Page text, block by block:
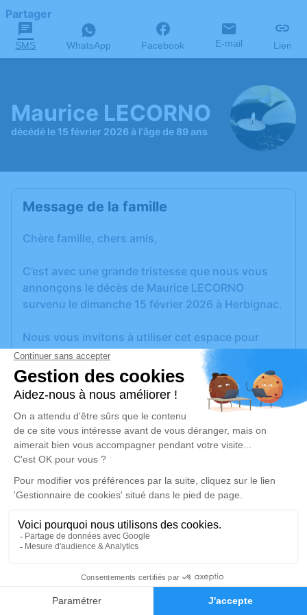
Faire-part Hommages
Partager
SMS WhatsApp Facebook E-mail Lien
Maurice LECORNO
décédé le 15 février 2026 à l'âge de 89 ans
Message de la famille
Chère famille, chers amis,
C’est avec une grande tristesse que nous vous
annonçons le décès de Maurice LECORNO
survenu le dimanche 15 février 2026 à Herbignac.
Nous vous invitons à utiliser cet espace pour
laisser vos condoléances, partager des photos
souvenirs, une anecdote ou exprimer vos
pensées à travers des poèmes ou des textes. Cet
endroit est un lieu d'expression dédié à honorer la
mémoire de Maurice LECORNO.
Un service de plantation d’arbre hommage est
disponible ici
Cérémonie religieuse
Eglise de Saint Benoit d'Herbignac
Centre ville herbignac